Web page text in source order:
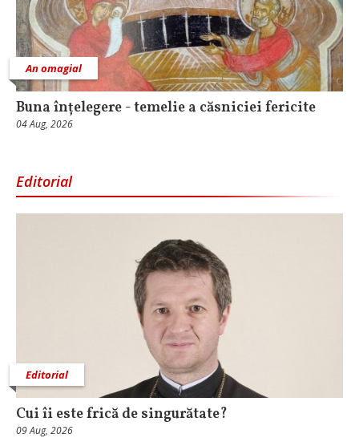
An omagial
Buna înțelegere - temelie a căsniciei fericite
04 Aug, 2026
Editorial
Editorial
Cui îi este frică de singurătate?
09 Aug, 2026